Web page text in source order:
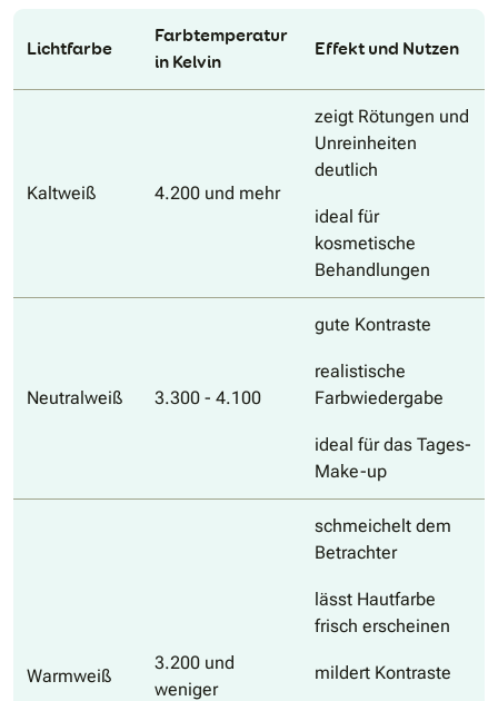
Lichtfarbe
Farbtemperatur
in Kelvin
Effekt und Nutzen
Kaltweiß 4.200 und mehr
zeigt Rötungen und
Unreinheiten
deutlich
ideal für
kosmetische
Behandlungen
Neutralweiß 3.300 - 4.100
gute Kontraste
realistische
Farbwiedergabe
ideal für das Tages-
Make-up
Warmweiß
3.200 und
weniger
schmeichelt dem
Betrachter
lässt Hautfarbe
frisch erscheinen
mildert Kontraste